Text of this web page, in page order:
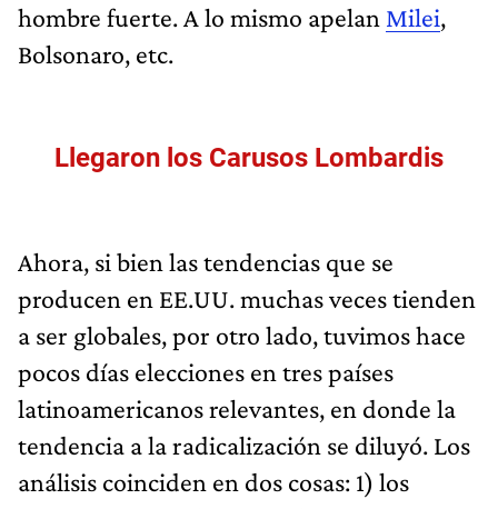
hombre fuerte. A lo mismo apelan Milei,
Bolsonaro, etc.
Llegaron los Carusos Lombardis
Ahora, si bien las tendencias que se
producen en EE.UU. muchas veces tienden
a ser globales, por otro lado, tuvimos hace
pocos días elecciones en tres países
latinoamericanos relevantes, en donde la
tendencia a la radicalización se diluyó. Los
análisis coinciden en dos cosas: 1) los